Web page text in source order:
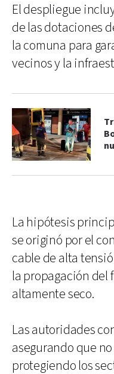
El despliegue
de las dotaciones
la comuna para
vecinos y la
La hipótesis
se originó por el
cable de alta
la propagación del
altamente seco.
Las autoridades
asegurando que
protegiendo los